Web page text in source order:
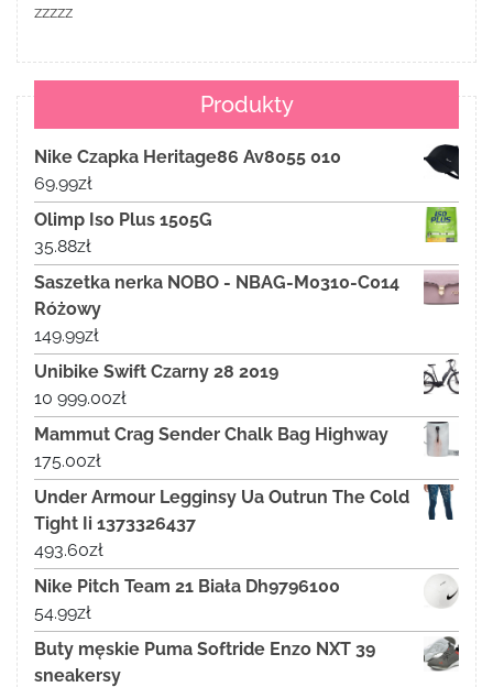
zzzzz
Produkty
Nike Czapka Heritage86 Av8055 010
69.99zł
Olimp Iso Plus 1505G
35.88zł
Saszetka nerka NOBO - NBAG-M0310-C014
Różowy
149.99zł
Unibike Swift Czarny 28 2019
10 999.00zł
Mammut Crag Sender Chalk Bag Highway
175.00zł
Under Armour Legginsy Ua Outrun The Cold
Tight Ii 1373326437
493.60zł
Nike Pitch Team 21 Biała Dh9796100
54.99zł
Buty męskie Puma Softride Enzo NXT 39
sneakersy